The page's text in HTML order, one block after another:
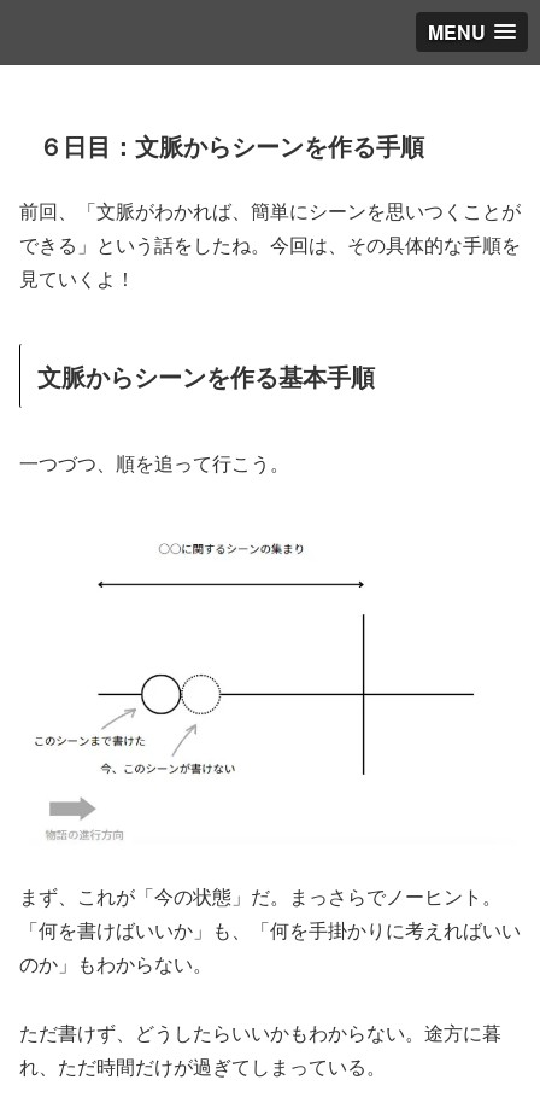
MENU
６日目：文脈からシーンを作る手順
前回、「文脈がわかれば、簡単にシーンを思いつくことが
できる」という話をしたね。今回は、その具体的な手順を
見ていくよ！
文脈からシーンを作る基本手順
一つづつ、順を追って行こう。
まず、これが「今の状態」だ。まっさらでノーヒント。
「何を書けばいいか」も、「何を手掛かりに考えればいい
のか」もわからない。
ただ書けず、どうしたらいいかもわからない。途方に暮
れ、ただ時間だけが過ぎてしまっている。